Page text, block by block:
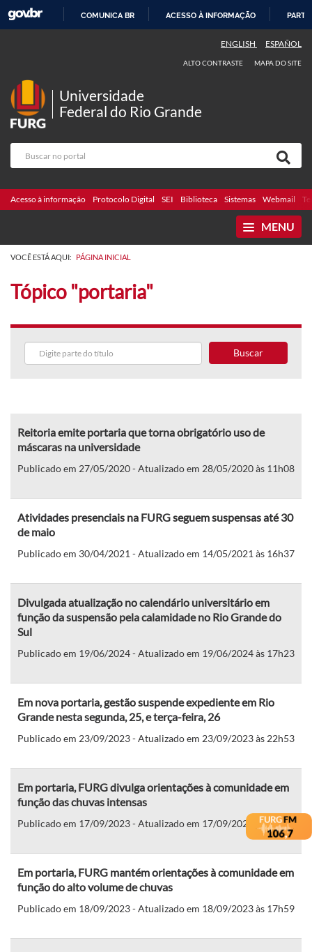
COMUNICA BR ACESSO À INFORMAÇÃO
ENGLISH ESPAÑOL
ALTO CONTRASTE MAPA DO SITE
Universidade
Federal do Rio Grande
Acesso à informação Protocolo Digital SEI Biblioteca Sistemas Webmail
MENU
VOCÊ ESTÁ AQUI: PÁGINA INICIAL
Tópico "portaria"
Buscar
Reitoria emite portaria que torna obrigatório uso de
máscaras na universidade
Publicado em 27/05/2020 - Atualizado em 28/05/2020 às 11h08
Atividades presenciais na FURG seguem suspensas até 30
de maio
Publicado em 30/04/2021 - Atualizado em 14/05/2021 às 16h37
Divulgada atualização no calendário universitário em
função da suspensão pela calamidade no Rio Grande do
Sul
Publicado em 19/06/2024 - Atualizado em 19/06/2024 às 17h23
Em nova portaria, gestão suspende expediente em Rio
Grande nesta segunda, 25, e terça-feira, 26
Publicado em 23/09/2023 - Atualizado em 23/09/2023 às 22h53
Em portaria, FURG divulga orientações à comunidade em
função das chuvas intensas
Publicado em 17/09/2023 - Atualizado em 17/09/2023 às 22h04
Em portaria, FURG mantém orientações à comunidade em
função do alto volume de chuvas
Publicado em 18/09/2023 - Atualizado em 18/09/2023 às 17h59